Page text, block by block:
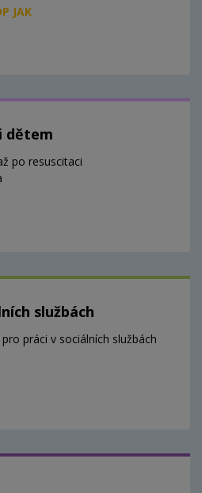
JAK
dětem
po resuscitaci
službách
práci v sociálních službách